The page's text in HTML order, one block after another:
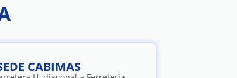
CABIMAS